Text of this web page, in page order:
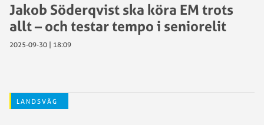
Jakob Söderqvist ska köra EM trots
allt – och testar tempo i seniorelit
2025-09-30 | 18:09
LANDSVÄG